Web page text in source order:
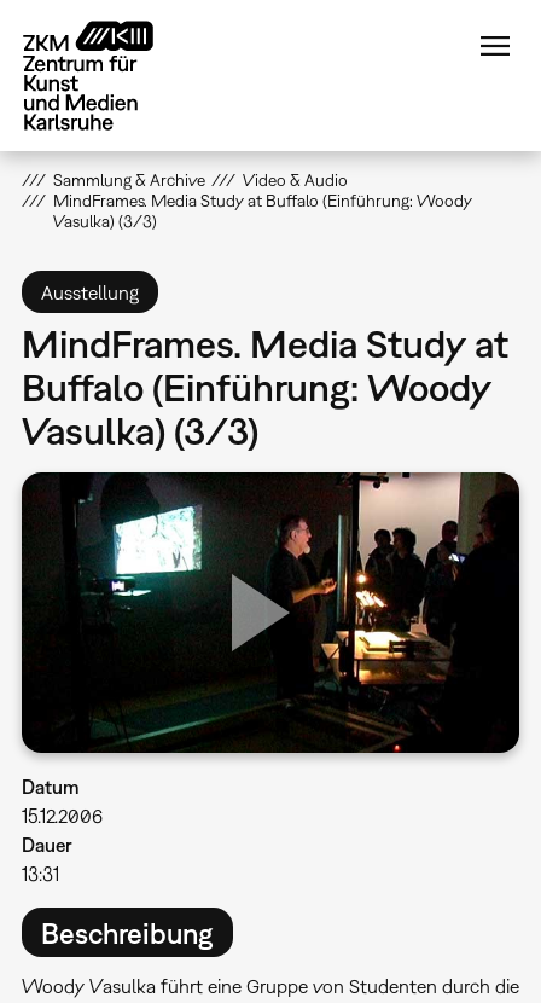
zum
Inhalt
Sammlung & Archive
Video & Audio
MindFrames. Media Study at Buffalo (Einführung: Woody
Vasulka) (3/3)
Ausstellung
MindFrames. Media Study at
Buffalo (Einführung: Woody
Vasulka) (3/3)
Datum
15.12.2006
Dauer
13:31
Beschreibung
Woody Vasulka führt eine Gruppe von Studenten durch die